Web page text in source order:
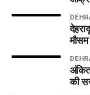
मौसम
की